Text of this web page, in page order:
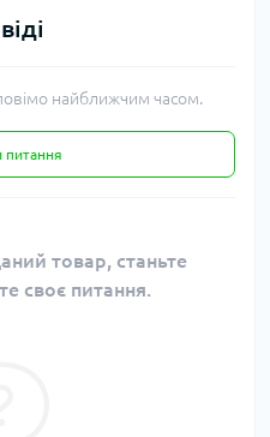
найближчим часом.
питання
товар, станьте
своє питання.